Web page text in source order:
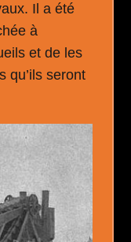
Il a été
à
et de les
qu’ils seront